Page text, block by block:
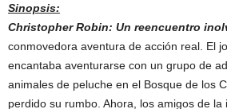
Sinopsis:
Christopher Robin: Un reencuentro
conmovedora aventura de acción real. El
encantaba aventurarse con un grupo de
animales de peluche en el Bosque de los
perdido su rumbo. Ahora, los amigos de